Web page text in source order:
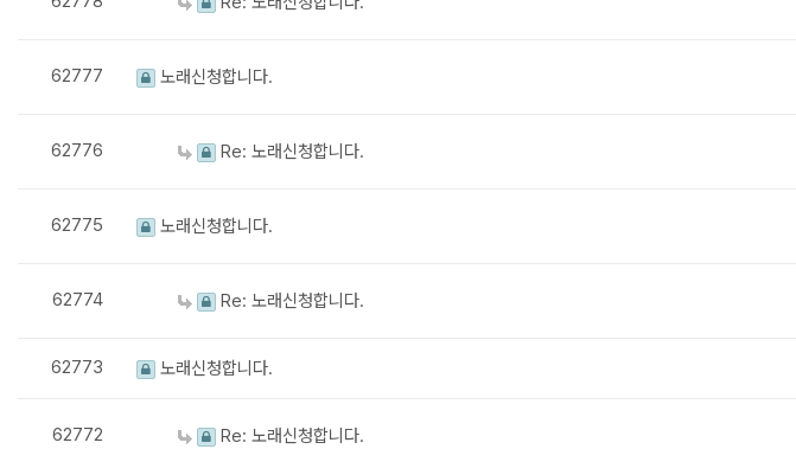
62777 노래신청합니다.
62776 Re: 노래신청합니다.
62775 노래신청합니다.
62774 Re: 노래신청합니다.
62773 노래신청합니다.
62772 Re: 노래신청합니다.